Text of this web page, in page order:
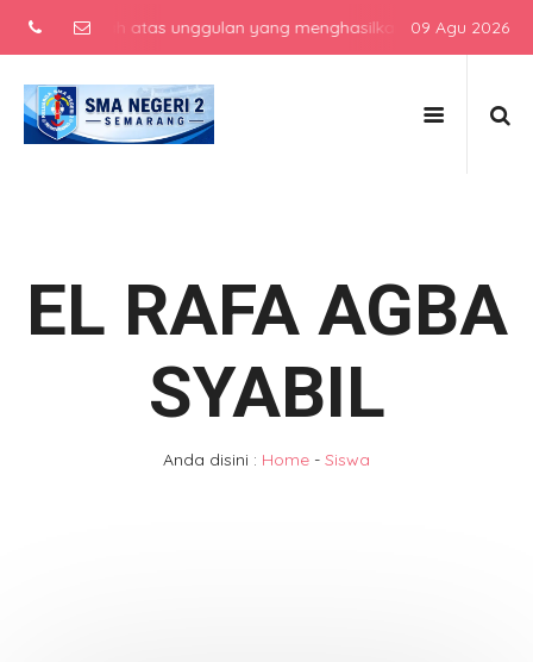
menengah atas unggulan yang menghasilkan lulusan09 Agu 2026
EL RAFA AGBA
SYABIL
Anda disini : Home - Siswa